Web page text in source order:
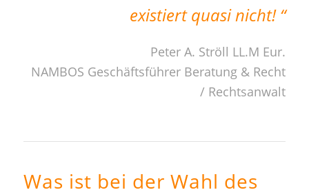
existiert quasi nicht! “
Peter A. Ströll LL.M Eur.
NAMBOS Geschäftsführer Beratung & Recht
/ Rechtsanwalt
Was ist bei der Wahl des